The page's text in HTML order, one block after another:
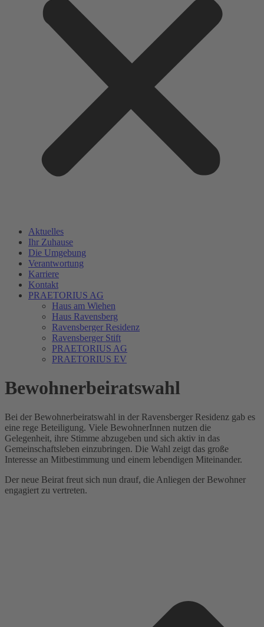
Aktuelles
Ihr Zuhause
Die Umgebung
Verantwortung
Karriere
Kontakt
PRAETORIUS AG
Haus am Wiehen
Haus Ravensberg
Ravensberger Residenz
Ravensberger Stift
PRAETORIUS AG
PRAETORIUS EV
Bewohnerbeiratswahl
Bei der Bewohnerbeiratswahl in der Ravensberger Residenz gab es
eine rege Beteiligung. Viele BewohnerInnen nutzen die
Gelegenheit, ihre Stimme abzugeben und sich aktiv in das
Gemeinschaftsleben einzubringen. Die Wahl zeigt das große
Interesse an Mitbestimmung und einem lebendigen Miteinander.
Der neue Beirat freut sich nun drauf, die Anliegen der Bewohner
engagiert zu vertreten.